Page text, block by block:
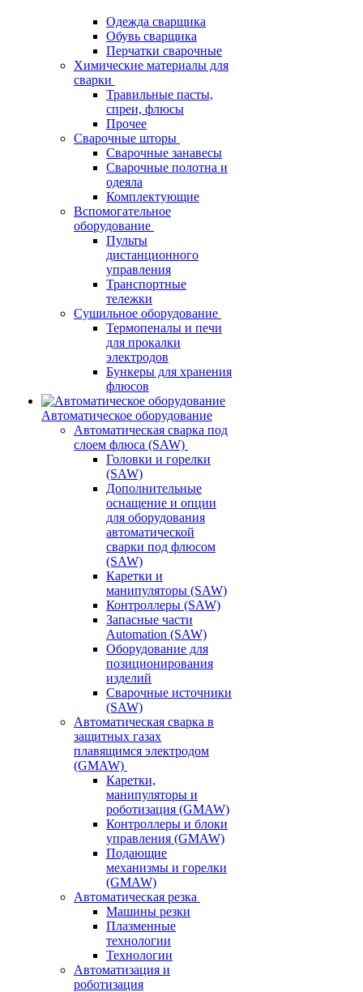
Одежда сварщика
Обувь сварщика
Перчатки сварочные
Химические материалы для
сварки
Травильные пасты,
спреи, флюсы
Прочее
Сварочные шторы
Сварочные занавесы
Сварочные полотна и
одеяла
Комплектующие
Вспомогательное
оборудование
Пульты
дистанционного
управления
Транспортные
тележки
Сушильное оборудование
Термопеналы и печи
для прокалки
электродов
Бункеры для хранения
флюсов
Автоматическое оборудование
Автоматическая сварка под
слоем флюса (SAW)
Головки и горелки
(SAW)
Дополнительные
оснащение и опции
для оборудования
автоматической
сварки под флюсом
(SAW)
Каретки и
манипуляторы (SAW)
Контроллеры (SAW)
Запасные части
Automation (SAW)
Оборудование для
позиционирования
изделий
Сварочные источники
(SAW)
Автоматическая сварка в
защитных газах
плавящимся электродом
(GMAW)
Каретки,
манипуляторы и
роботизация (GMAW)
Контроллеры и блоки
управления (GMAW)
Подающие
механизмы и горелки
(GMAW)
Автоматическая резка
Машины резки
Плазменные
технологии
Технологии
Автоматизация и
роботизация